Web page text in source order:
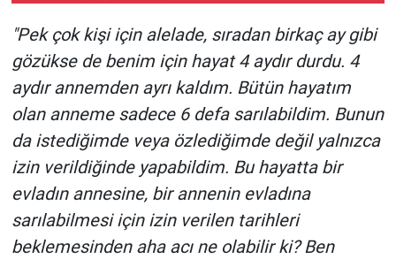
"Pek çok kişi için alelade, sıradan birkaç ay gibi
gözükse de benim için hayat 4 aydır durdu. 4
aydır annemden ayrı kaldım. Bütün hayatım
olan anneme sadece 6 defa sarılabildim. Bunun
da istediğimde veya özlediğimde değil yalnızca
izin verildiğinde yapabildim. Bu hayatta bir
evladın annesine, bir annenin evladına
sarılabilmesi için izin verilen tarihleri
beklemesinden aha acı ne olabilir ki? Ben